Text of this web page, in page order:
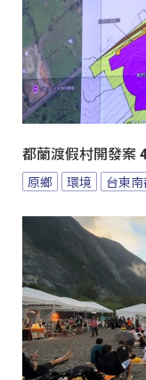
都蘭渡假村開發案
原鄉 環境 台東